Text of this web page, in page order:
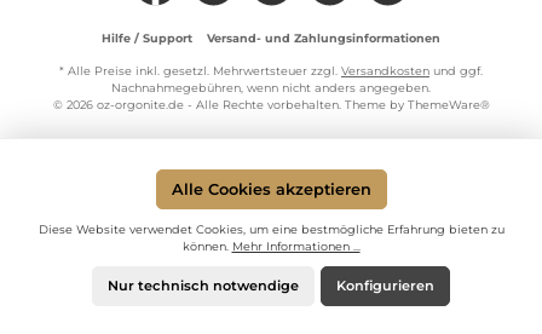
Hilfe / Support Versand- und Zahlungsinformationen
* Alle Preise inkl. gesetzl. Mehrwertsteuer zzgl. Versandkosten und ggf.
Nachnahmegebühren, wenn nicht anders angegeben.
© 2026 oz-orgonite.de - Alle Rechte vorbehalten. Theme by ThemeWare®
Alle Cookies akzeptieren
Diese Website verwendet Cookies, um eine bestmögliche Erfahrung bieten zu
können. Mehr Informationen ...
Nur technisch notwendige Konfigurieren